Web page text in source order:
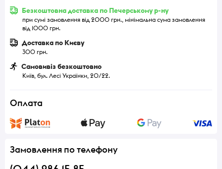
Безкоштовна доставка по Печерському р-ну
при сумі замовлення від 2000 грн., мінімальна сума замовлення
від 1000 грн.
Доставка по Києву
300 грн.
Самовивіз безкоштовно
Київ, бул. Лесі Українки, 20/22.
Оплата
Замовлення по телефону